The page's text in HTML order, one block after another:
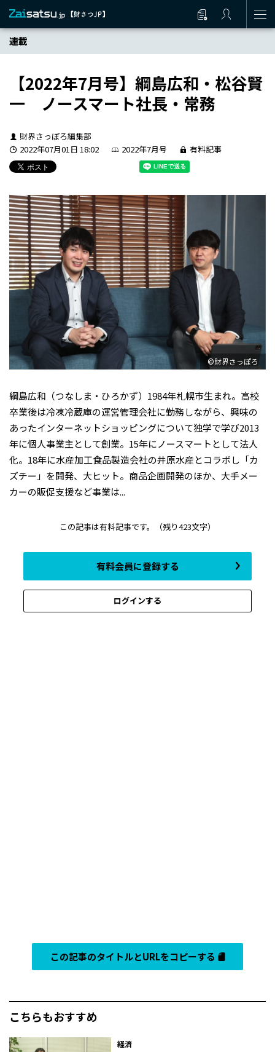
連載
【2022年7月号】綱島広和・松谷賢
一 ノースマート社長・常務
財界さっぽろ編集部
2022年07月01日 18:02
2022年7月号 有料記事
©財界さっぽろ
綱島広和（つなしま・ひろかず）1984年札幌市生まれ。高校
卒業後は冷凍冷蔵庫の運営管理会社に勤務しながら、興味の
あったインターネットショッピングについて独学で学び2013
年に個人事業主として創業。15年にノースマートとして法人
化。18年に水産加工食品製造会社の井原水産とコラボし「カ
ズチー」を開発、大ヒット。商品企画開発のほか、大手メー
カーの販促支援など事業は...
この記事は有料記事です。 （残り423文字）
有料会員に登録する
ログインする
この記事のタイトルとURLをコピーする
こちらもおすすめ
経済